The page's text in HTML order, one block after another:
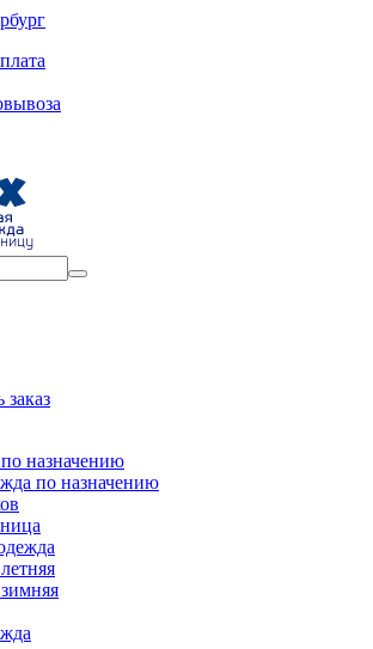
назначению
по назначению